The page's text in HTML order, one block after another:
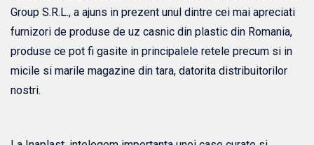
Group S.R.L., a ajuns in prezent unul dintre cei mai apreciati
furnizori de produse de uz casnic din plastic din Romania,
produse ce pot fi gasite in principalele retele precum si in
micile si marile magazine din tara, datorita distribuitorilor
nostri.